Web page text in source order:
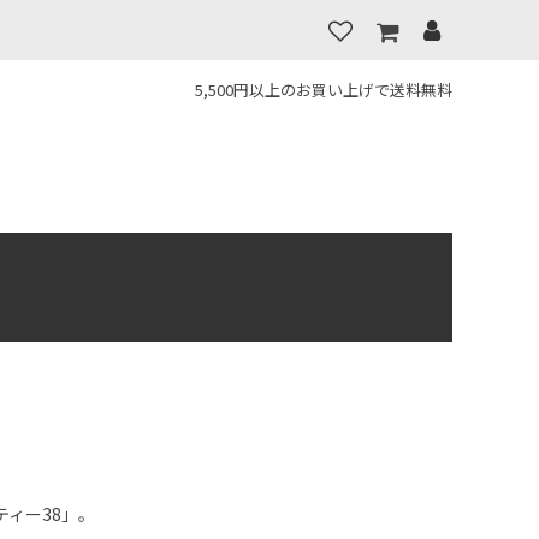
5,500円以上のお買い上げで送料無料
ー38」。